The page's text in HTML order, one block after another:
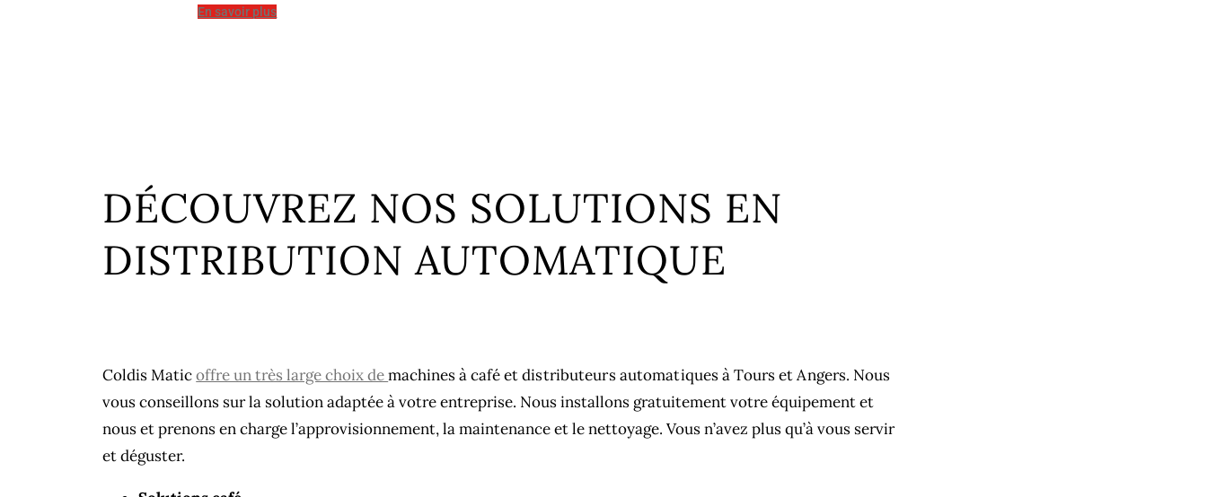
En savoir plus
DÉCOUVREZ NOS SOLUTIONS EN
DISTRIBUTION AUTOMATIQUE
Coldis Maticoffre un très large choix demachines à café etdistributeurs automatiques à Tours et Angers. Nous
vous conseillons sur la solution adaptée à votre entreprise. Nous installons gratuitement votre équipement et
nous et prenons en charge l’approvisionnement, la maintenance et le nettoyage. Vous n’avez plus qu’à vous servir
et déguster.